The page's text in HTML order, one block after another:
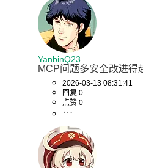
YanbinQ23
MCP问题多安全改进得
2026-03-13 08:31:41
回复 0
点赞 0